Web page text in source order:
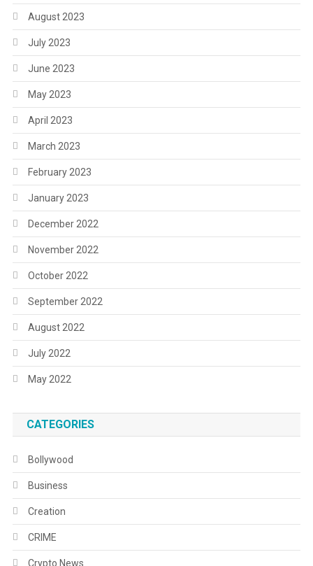
August 2023
July 2023
June 2023
May 2023
April 2023
March 2023
February 2023
January 2023
December 2022
November 2022
October 2022
September 2022
August 2022
July 2022
May 2022
CATEGORIES
Bollywood
Business
Creation
CRIME
Crypto News